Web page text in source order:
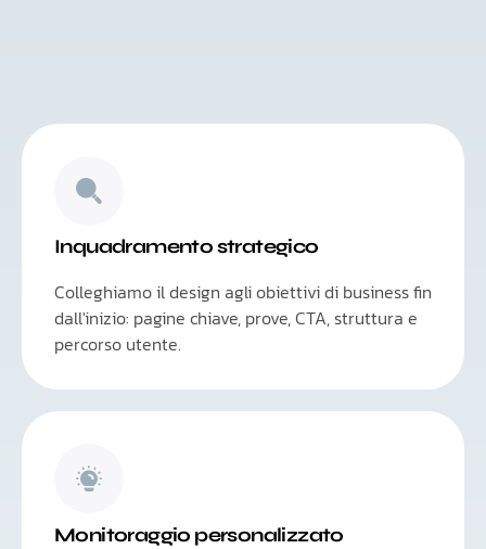
Inquadramento strategico
Colleghiamo il design agli obiettivi di business fin
dall'inizio: pagine chiave, prove, CTA, struttura e
percorso utente.
Monitoraggio personalizzato